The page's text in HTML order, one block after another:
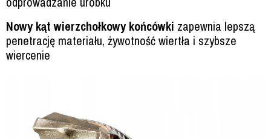
Nowy kąt wierzchołkowy końcówki zapewnia lepszą
penetrację materiału, żywotność wiertła i szybsze
wiercenie